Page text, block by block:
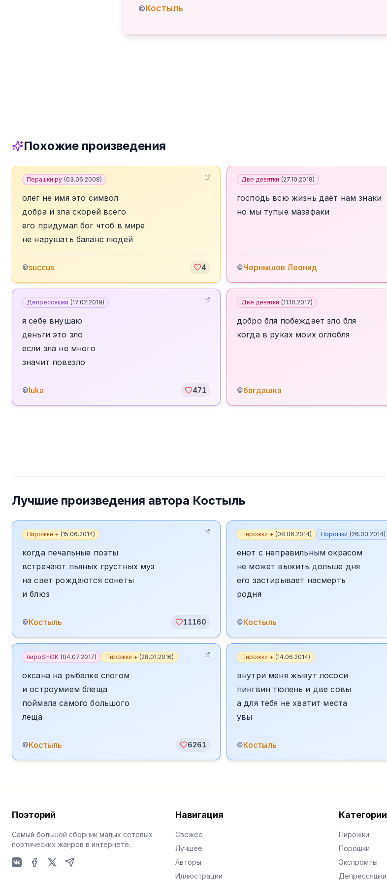
©Костыль
Похожие произведения
Перашки.ру (03.06.2008)
олег не имя это символ
добра и зла скорей всего
его придумал бог чтоб в мире
не нарушать баланс людей
©succus 4
Две девятки (27.10.2018)
господь всю жизнь даёт нам знаки
но мы тупые мазафаки
©Чернышов Леонид
Депрессяшки (17.02.2019)
я себе внушаю
деньги это зло
если зла не много
значит повезло
©luka 471
Две девятки (11.10.2017)
добро бля побеждает зло бля
когда в руках моих оглобля
©багдашка
Лучшие произведения автора Костыль
Пирожки + (15.06.2014)
когда печальные поэты
встречают пьяных грустных муз
на свет рождаются сонеты
и блюз
©Костыль 11160
Пирожки + (08.06.2014) Порошки (26.03.2014)
енот с неправильным окрасом
не может выжить дольше дня
его застирывает насмерть
родня
©Костыль
пироSHOK (04.07.2017) Пирожки + (28.01.2016)
оксана на рыбалке слогом
и остроумием блеща
поймала самого большого
леща
©Костыль 6261
Пирожки + (14.06.2014)
внутри меня жывут лососи
пингвин тюлень и две совы
а для тебя не хватит места
увы
©Костыль
Поэторий
Самый большой сборник малых сетевых
поэтических жанров в интернете.
Навигация
Свежее
Лучшее
Авторы
Иллюстрации
Категории
Пирожки
Порошки
Экспромты
Депрессяшки